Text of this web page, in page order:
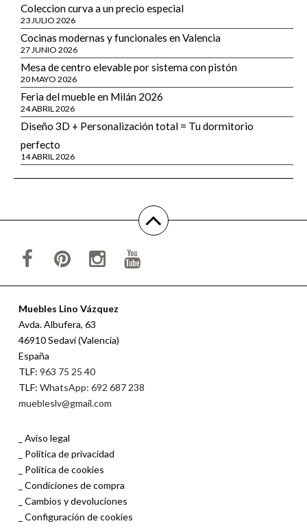
Coleccion curva a un precio especial
23 JULIO 2026
Cocinas modernas y funcionales en Valencia
27 JUNIO 2026
Mesa de centro elevable por sistema con pistón
20 MAYO 2026
Feria del mueble en Milán 2026
24 ABRIL 2026
Diseño 3D + Personalización total = Tu dormitorio
perfecto
14 ABRIL 2026
Muebles Lino Vázquez
Avda. Albufera, 63
46910 Sedaví (Valencia)
España
TLF: 963 75 25 40
TLF: WhatsApp: 692 687 238
muebleslv@gmail.com
Aviso legal
Política de privacidad
Política de cookies
Condiciones de compra
Cambios y devoluciones
Configuración de cookies